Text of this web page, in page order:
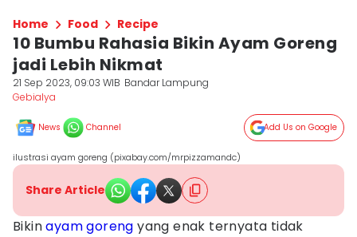
Home Food Recipe
10 Bumbu Rahasia Bikin Ayam Goreng
jadi Lebih Nikmat
21 Sep 2023, 09:03 WIB Bandar Lampung
Gebialya
News Channel Add Us on Google
ilustrasi ayam goreng (pixabay.com/mrpizzamandc)
Share Article
Bikinayam goreng yang enak ternyata tidak